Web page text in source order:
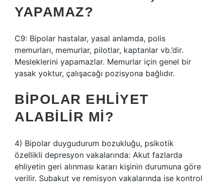
YAPAMAZ?
C9: Bipolar hastalar, yasal anlamda, polis
memurları, memurlar, pilotlar, kaptanlar vb.’dir.
Mesleklerini yapamazlar. Memurlar için genel bir
yasak yoktur, çalışacağı pozisyona bağlıdır.
BIPOLAR EHLIYET
ALABILIR MI?
4) Bipolar duygudurum bozukluğu, psikotik
özellikli depresyon vakalarında: Akut fazlarda
ehliyetin geri alınması kararı kişinin durumuna göre
verilir. Subakut ve remisyon vakalarında ise kontrol